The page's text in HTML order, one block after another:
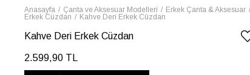
Anasayfa Çanta ve Aksesuar Modelleri
Erkek Çanta & Aksesuar
Erkek Cüzdan
Kahve Deri Erkek Cüzdan
Kahve Deri Erkek Cüzdan
2.599,90 TL